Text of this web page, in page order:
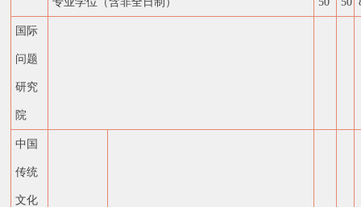
国际
问题
研究
院
中国
传统
文化